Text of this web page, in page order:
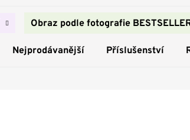
Obraz podle fotografie
Nejprodávanější Příslušenství